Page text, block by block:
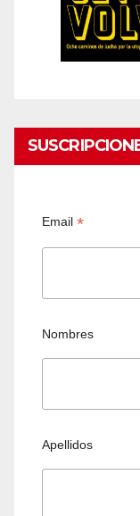
Email*
Nombres
Apellidos